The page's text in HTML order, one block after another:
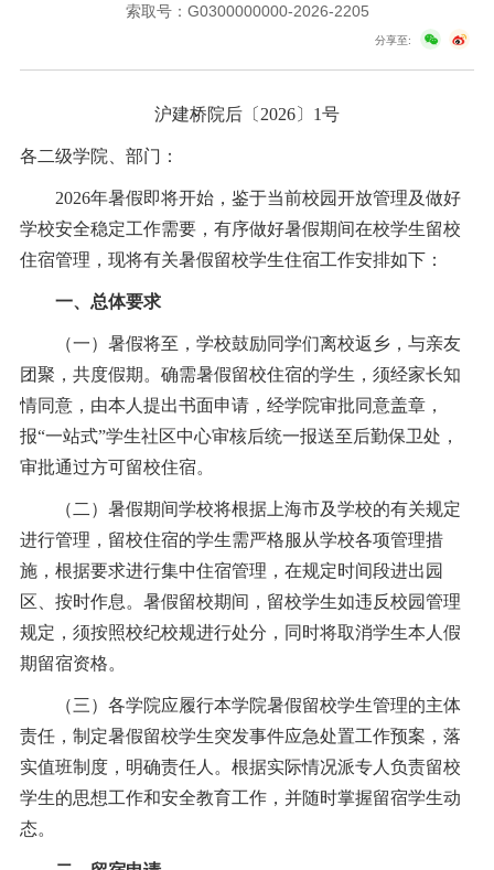
索取号：G0300000000-2026-2205
分享至:
沪建桥院后〔2026〕1号
各二级学院、部门：
2026年暑假即将开始，鉴于当前校园开放管理及做好
学校安全稳定工作需要，有序做好暑假期间在校学生留校
住宿管理，现将有关暑假留校学生住宿工作安排如下：
一、总体要求
（一）暑假将至，学校鼓励同学们离校返乡，与亲友
团聚，共度假期。确需暑假留校住宿的学生，须经家长知
情同意，由本人提出书面申请，经学院审批同意盖章，
报“一站式”学生社区中心审核后统一报送至后勤保卫处，
审批通过方可留校住宿。
（二）暑假期间学校将根据上海市及学校的有关规定
进行管理，留校住宿的学生需严格服从学校各项管理措
施，根据要求进行集中住宿管理，在规定时间段进出园
区、按时作息。暑假留校期间，留校学生如违反校园管理
规定，须按照校纪校规进行处分，同时将取消学生本人假
期留宿资格。
（三）各学院应履行本学院暑假留校学生管理的主体
责任，制定暑假留校学生突发事件应急处置工作预案，落
实值班制度，明确责任人。根据实际情况派专人负责留校
学生的思想工作和安全教育工作，并随时掌握留宿学生动
态。